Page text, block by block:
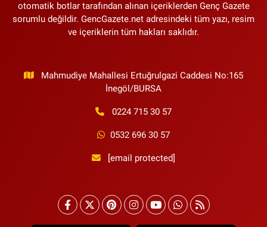
otomatik botlar tarafından alınan içeriklerden Genç Gazete
sorumlu değildir. GencGazete.net adresindeki tüm yazı, resim
ve içeriklerin tüm hakları saklıdır.
Mahmudiye Mahallesi Ertuğrulgazi Caddesi No:165
İnegöl/BURSA
0224 715 30 57
0532 696 30 57
[email protected]